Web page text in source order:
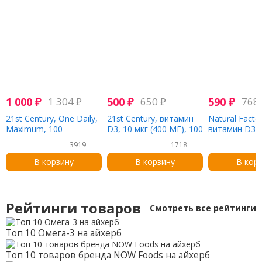
1 000 ₽ 1 304₽
21st Century, One Daily,
Maximum, 100
3919
В корзину
500 ₽ 650₽
21st Century, витамин
D3, 10 мкг (400 МЕ), 100
1718
В корзину
590 ₽ 768
Natural
витамин D3,
В
Рейтинги товаров Смотреть все рейтинги
Топ 10 Омега-3 на айхерб
Топ 10 товаров бренда NOW Foods на айхерб